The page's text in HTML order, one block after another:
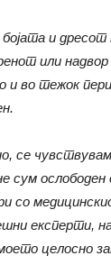
и
или надвор
и во тежок
се
сум ослободен
со
експерти,
целосно